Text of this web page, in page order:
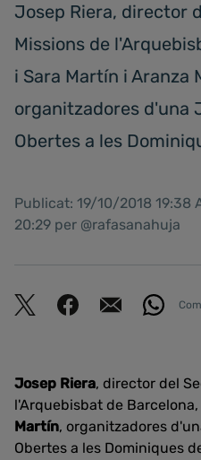
Josep Riera, director
Missions de
i Sara Martín i Aranza
organitzadores d'una
Obertes a les
Publicat: 19/10/2018 19:38
20:29 per @rafasanahuja
Josep Riera, director del
l'Arquebisbat de Barcelona,
Martín, organitzadores
Obertes a les Dominiques